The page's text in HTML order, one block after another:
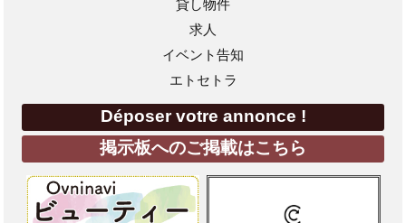
貸し物件
求人
イベント告知
エトセトラ
Déposer votre annonce !
掲示板へのご掲載はこちら